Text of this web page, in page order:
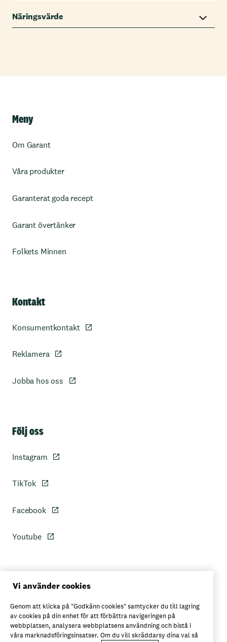
Näringsvärde
Meny
Om Garant
Våra produkter
Garanterat goda recept
Garant övertänker
Folkets Minnen
Kontakt
Konsumentkontakt
Reklamera
Jobba hos oss
Följ oss
Instagram
TikTok
Facebook
Youtube
Personuppgiftspolicy
Axfoods integritetspolicy
Vi använder cookies
Genom att klicka på "Godkänn cookies" samtycker du till lagring
av cookies på din enhet för att förbättra navigeringen på
webbplatsen, analysera webbplatsens användning och bistå i
våra marknadsföringsinsatser. Om du vill skräddarsy dina val så